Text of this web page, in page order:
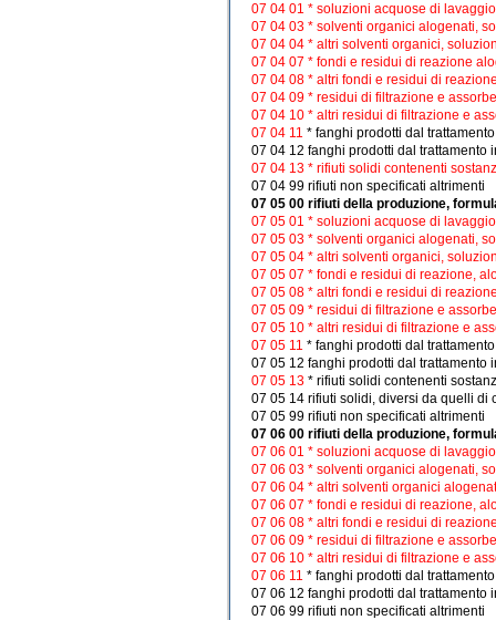
07 04 01 * soluzioni acquose di
07 04 03 * solventi organici alogenati,
07 04 04 * altri solventi organici,
07 04 07 * fondi e residui di reazione
07 04 08 * altri fondi e residui di
07 04 09 * residui di filtrazione e
07 04 10 * altri residui di filtrazione e
07 04 11 * fanghi prodotti dal
07 04 12 fanghi prodotti dal trattamento
07 04 13 * rifiuti solidi contenenti
07 04 99 rifiuti non specificati altrimenti
07 05 00 rifiuti della produzione,
07 05 01 * soluzioni acquose di
07 05 03 * solventi organici alogenati,
07 05 04 * altri solventi organici,
07 05 07 * fondi e residui di reazione,
07 05 08 * altri fondi e residui di
07 05 09 * residui di filtrazione e
07 05 10 * altri residui di filtrazione e
07 05 11 * fanghi prodotti dal
07 05 12 fanghi prodotti dal trattamento
07 05 13 * rifiuti solidi contenenti
07 05 14 rifiuti solidi, diversi da quelli di
07 05 99 rifiuti non specificati altrimenti
07 06 00 rifiuti della produzione,
07 06 01 * soluzioni acquose di
07 06 03 * solventi organici alogenati,
07 06 04 * altri solventi organici
07 06 07 * fondi e residui di reazione,
07 06 08 * altri fondi e residui di
07 06 09 * residui di filtrazione e
07 06 10 * altri residui di filtrazione e
07 06 11 * fanghi prodotti dal
07 06 12 fanghi prodotti dal trattamento
07 06 99 rifiuti non specificati altrimenti